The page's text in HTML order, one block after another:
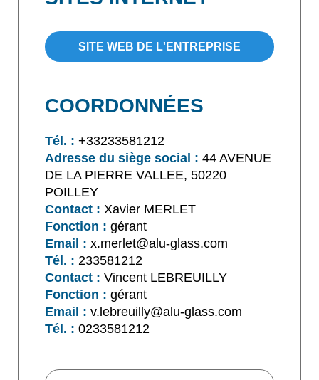
SITE WEB DE L'ENTREPRISE
COORDONNÉES
Tél. : +33233581212
Adresse du siège social : 44 AVENUE
DE LA PIERRE VALLEE, 50220
POILLEY
Contact : Xavier MERLET
Fonction : gérant
Email : x.merlet@alu-glass.com
Tél. : 233581212
Contact : Vincent LEBREUILLY
Fonction : gérant
Email : v.lebreuilly@alu-glass.com
Tél. : 0233581212